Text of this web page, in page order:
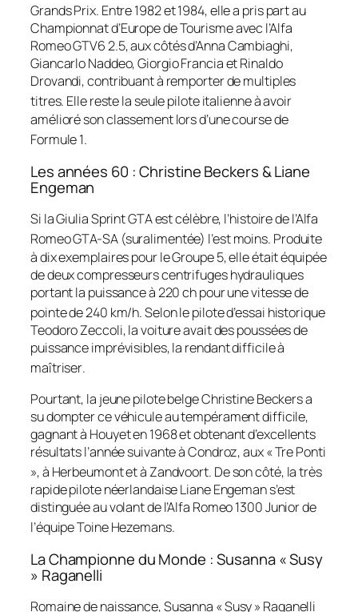
Grands Prix. Entre 1982 et 1984, elle a pris part au
Championnat d’Europe de Tourisme avec l’Alfa
Romeo GTV6 2.5, aux côtés d’Anna Cambiaghi,
Giancarlo Naddeo, Giorgio Francia et Rinaldo
Drovandi, contribuant à remporter de multiples
titres. Elle reste la seule pilote italienne à avoir
amélioré son classement lors d’une course de
Formule 1.
Les années 60 : Christine Beckers & Liane
Engeman
Si la Giulia Sprint GTA est célèbre, l’histoire de l’Alfa
Romeo GTA-SA (suralimentée) l’est moins. Produite
à dix exemplaires pour le Groupe 5, elle était équipée
de deux compresseurs centrifuges hydrauliques
portant la puissance à 220 ch pour une vitesse de
pointe de 240 km/h. Selon le pilote d’essai historique
Teodoro Zeccoli, la voiture avait des poussées de
puissance imprévisibles, la rendant difficile à
maîtriser.
Pourtant, la jeune pilote belge Christine Beckers a
su dompter ce véhicule au tempérament difficile,
gagnant à Houyet en 1968 et obtenant d’excellents
résultats l’année suivante à Condroz, aux « Tre Ponti
», à Herbeumont et à Zandvoort. De son côté, la très
rapide pilote néerlandaise Liane Engeman s’est
distinguée au volant de l’Alfa Romeo 1300 Junior de
l’équipe Toine Hezemans.
La Championne du Monde : Susanna « Susy
» Raganelli
Romaine de naissance, Susanna « Susy » Raganelli